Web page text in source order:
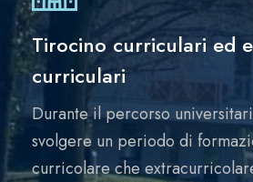
Tirocino curriculari ed
curriculari
Durante il percorso
svolgere un periodo di
curricolare che